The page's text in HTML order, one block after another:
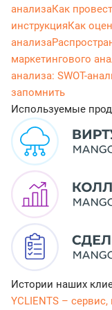
анализаКак
инструкцияКак
анализа
маркетингового
анализа: SWOT-
запомнить
Используемые
Истории наших
YCLIENTS –